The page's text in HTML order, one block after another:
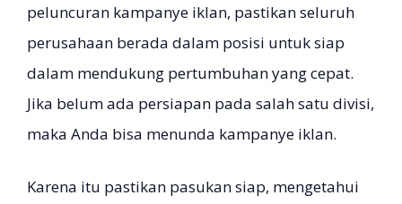
peluncuran kampanye iklan, pastikan seluruh
perusahaan berada dalam posisi untuk siap
dalam mendukung pertumbuhan yang cepat.
Jika belum ada persiapan pada salah satu divisi,
maka Anda bisa menunda kampanye iklan.
Karena itu pastikan pasukan siap, mengetahui